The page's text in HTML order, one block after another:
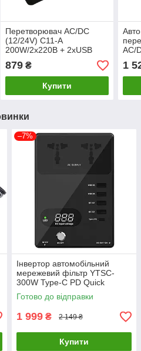
Перетворювач AC/DC
(12/24V) C11-A
200W/2x220В + 2xUSB
(QC3.0) 2xType-C (30 W)
LCD від прикурювача
879₴
Купити
AC/
1
–7%
Інвертор автомобільний
мережевий фільтр YTSC-
300W Type-C PD Quick
Charge 3.0
Готово до відправки
1 999 ₴ 2 149 ₴
Купити